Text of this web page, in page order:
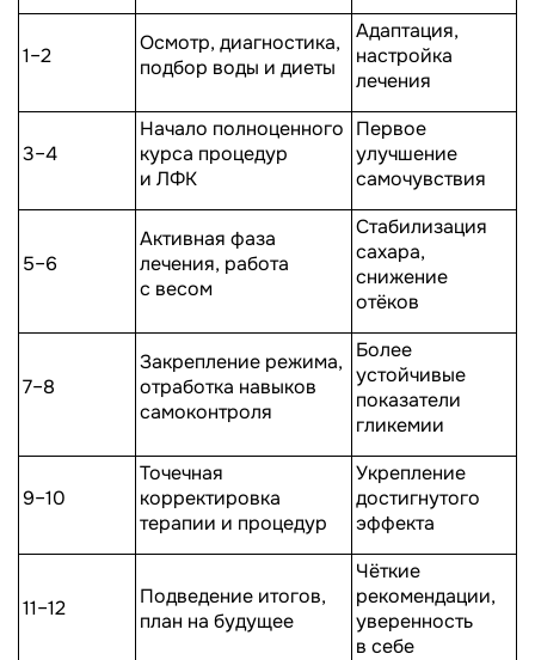
1–2
Осмотр, диагностика,
подбор воды и диеты
Адаптация,
настройка
лечения
3–4
Начало полноценного
курса процедур
и ЛФК
Первое
улучшение
самочувствия
5–6
Активная фаза
лечения, работа
с весом
Стабилизация
сахара,
снижение
отёков
7–8
Закрепление режима,
отработка навыков
самоконтроля
Более
устойчивые
показатели
гликемии
9–10
Точечная
корректировка
терапии и процедур
Укрепление
достигнутого
эффекта
11–12
Подведение итогов,
план на будущее
Чёткие
рекомендации,
уверенность
в себе